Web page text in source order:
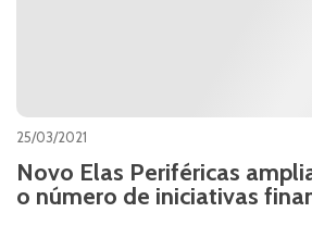
25/03/2021
Novo Elas Periféricas
o número de iniciativas